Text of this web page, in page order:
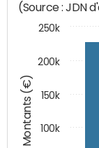
Montants (€)
(Source : JDN
100k
150k
200k
250k